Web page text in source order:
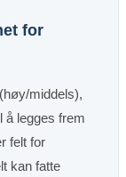
for
middels),
å legges frem
felt for
kan fatte